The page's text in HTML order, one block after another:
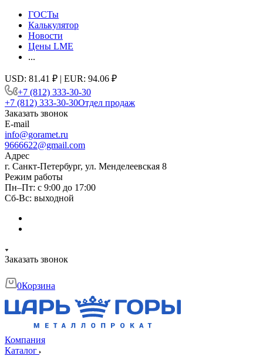
ГОСТы
Калькулятор
Новости
Цены LME
...
USD: 81.41 ₽ | EUR: 94.06 ₽
+7 (812) 333-30-30
+7 (812) 333-30-30Отдел продаж
Заказать звонок
E-mail
info@goramet.ru
9666622@gmail.com
Адрес
г. Санкт-Петербург, ул. Менделеевская 8
Режим работы
Пн–Пт: с 9:00 до 17:00
Сб-Вс: выходной
Заказать звонок
0Корзина
Компания
Каталог